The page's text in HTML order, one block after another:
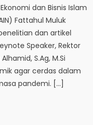
dan Bisnis Islam
Fattahul Muluk
dan artikel
Speaker, Rektor
S.Ag, M.Si
agar cerdas dalam
pandemi. […]